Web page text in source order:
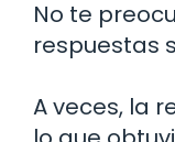
No te
respuestas
A veces, la